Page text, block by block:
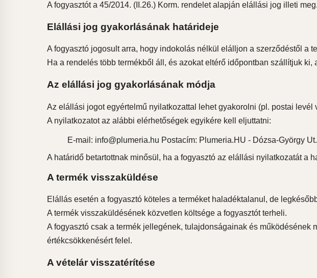
A fogyasztót a 45/2014. (II.26.) Korm. rendelet alapján elállási jog illeti meg.
Elállási jog gyakorlásának határideje
A fogyasztó jogosult arra, hogy indokolás nélkül elálljon a szerződéstől a
Ha a rendelés több termékből áll, és azokat eltérő időpontban szállítjuk
Az elállási jog gyakorlásának módja
Az elállási jogot egyértelmű nyilatkozattal lehet gyakorolni (pl. postai levél
A nyilatkozatot az alábbi elérhetőségek egyikére kell eljuttatni:
E-mail: info@plumeria.hu Postacím: Plumeria.HU - Dózsa-György
A határidő betartottnak minősül, ha a fogyasztó az elállási nyilatkozatát a
A termék visszaküldése
Elállás esetén a fogyasztó köteles a terméket haladéktalanul, de
A termék visszaküldésének közvetlen költsége a fogyasztót terheli.
A fogyasztó csak a termék jellegének, tulajdonságainak és
értékcsökkenésért felel.
A vételár visszatérítése